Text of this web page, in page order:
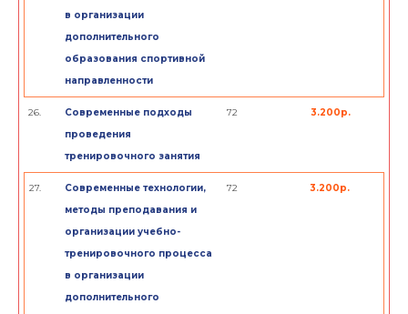
в организации
дополнительного
образования спортивной
направленности
26.
Современные подходы
проведения
тренировочного занятия
72 3.200р.
27.
Современные технологии,
методы преподавания и
организации учебно-
тренировочного процесса
в организации
дополнительного
72 3.200р.